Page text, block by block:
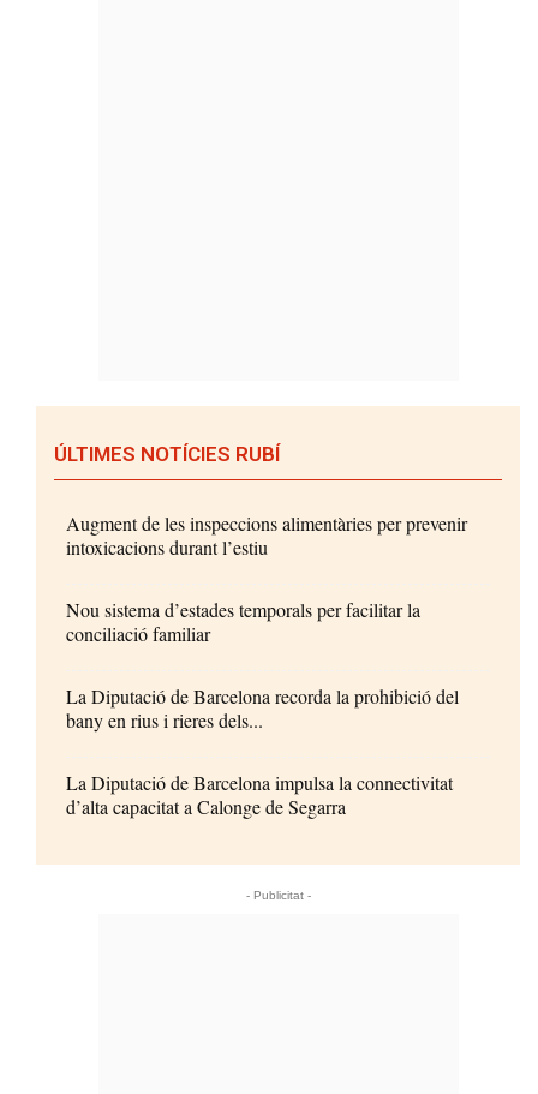
ÚLTIMES NOTÍCIES RUBÍ
Augment de les inspeccions alimentàries per prevenir
intoxicacions durant l’estiu
Nou sistema d’estades temporals per facilitar la
conciliació familiar
La Diputació de Barcelona recorda la prohibició del
bany en rius i rieres dels...
La Diputació de Barcelona impulsa la connectivitat
d’alta capacitat a Calonge de Segarra
- Publicitat -